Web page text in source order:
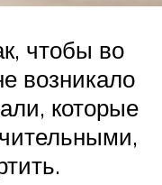
чтобы во
возникало
которые